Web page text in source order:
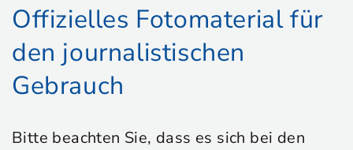
Offizielles Fotomaterial für
den journalistischen
Gebrauch
Bitte beachten Sie, dass es sich bei den